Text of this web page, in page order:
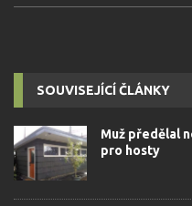
SOUVISEJÍCÍ ČLÁNKY
Muž předělal
pro hosty